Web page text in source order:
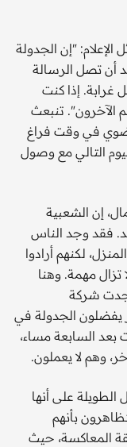
"إن الجدولة
أن تصل الرسالة
إذا كنت
الآخرون". تنبعث
في وقت فراغ
التالي مع وصول
إن الشعبية
فقد وجد الناس
لكنهم أرادوا
تزال مهمة. وهنا
الحال قبل 2020. إذ وجدت شركة
أشخاصا كثر يفضلون الجدولة في
بعد السابعة مساء،
وهم لا يعملون.
على أنها
بأنهم
المعاكسة، حيث